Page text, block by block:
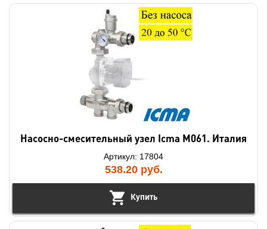
Насосно-смесительный узел Icma M061. Италия
Артикул: 17804
538.20 руб.
Купить